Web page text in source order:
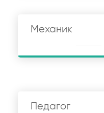
Механик
Педагог